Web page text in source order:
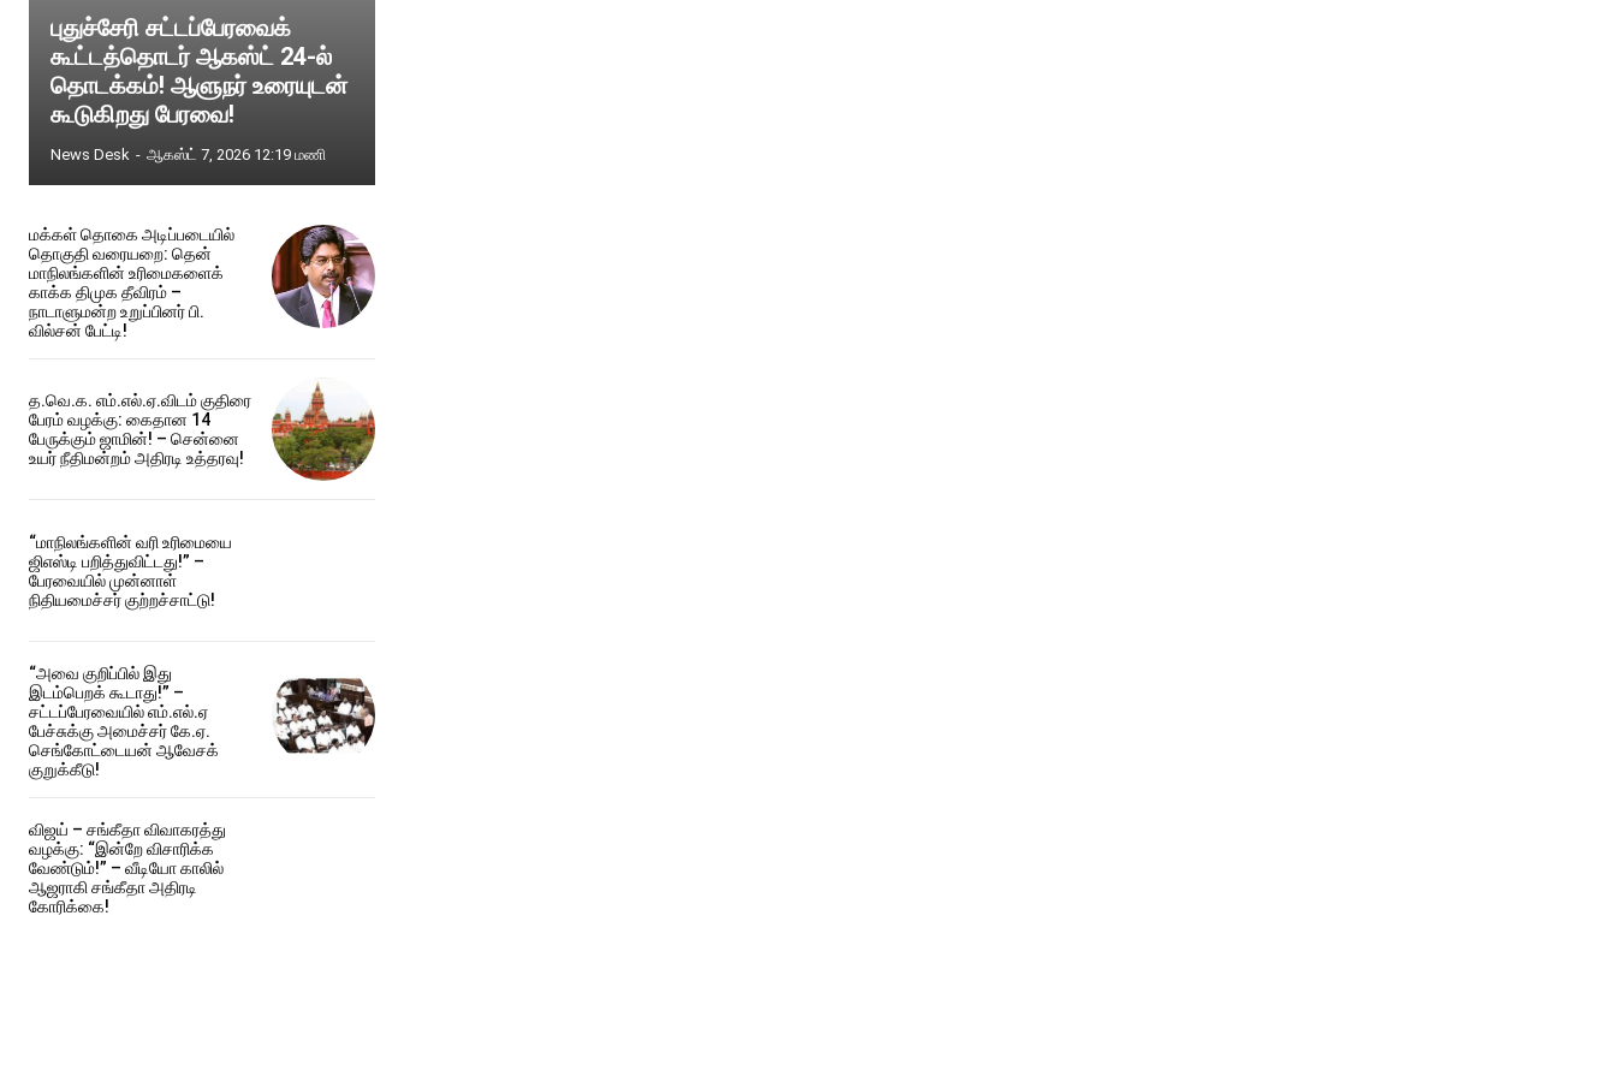
புதுச்சேரி சட்டப்பேரவைக்
கூட்டத்தொடர் ஆகஸ்ட் 24-ல்
தொடக்கம்! ஆளுநர் உரையுடன்
கூடுகிறது பேரவை!
News Desk - ஆகஸ்ட் 7, 2026 12:19 மணி
மக்கள் தொகை அடிப்படையில்
தொகுதி வரையறை: தென்
மாநிலங்களின் உரிமைகளைக்
காக்க திமுக தீவிரம் –
நாடாளுமன்ற உறுப்பினர் பி.
வில்சன் பேட்டி!
த.வெ.க. எம்.எல்.ஏ.விடம் குதிரை
பேரம் வழக்கு: கைதான 14
பேருக்கும் ஜாமின்! – சென்னை
உயர் நீதிமன்றம் அதிரடி உத்தரவு!
“மாநிலங்களின் வரி உரிமையை
ஜிஎஸ்டி பறித்துவிட்டது!” –
பேரவையில் முன்னாள்
நிதியமைச்சர் குற்றச்சாட்டு!
“அவை குறிப்பில் இது
இடம்பெறக் கூடாது!” –
சட்டப்பேரவையில் எம்.எல்.ஏ
பேச்சுக்கு அமைச்சர் கே.ஏ.
செங்கோட்டையன் ஆவேசக்
குறுக்கீடு!
விஜய் – சங்கீதா விவாகரத்து
வழக்கு: “இன்றே விசாரிக்க
வேண்டும்!” – வீடியோ காலில்
ஆஜராகி சங்கீதா அதிரடி
கோரிக்கை!